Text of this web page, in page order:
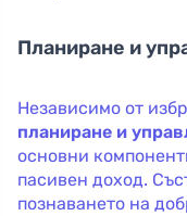
Планиране и
Независимо от
планиране и
основни
пасивен доход.
познаването на